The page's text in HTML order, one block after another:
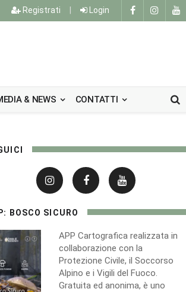
Registrati Login
& NEWS CONTATTI
BOSCO SICURO
APP Cartografica realizzata in
collaborazione con la
Protezione Civile, il Soccorso
Alpino e i Vigili del Fuoco.
Gratuita ed anonima, è uno